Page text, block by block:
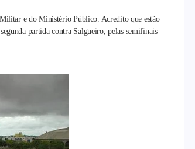
e do Ministério Público. Acredito que estão
partida contra Salgueiro, pelas semifinais